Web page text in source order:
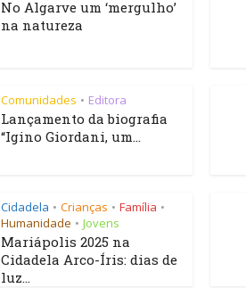
No Algarve um ‘mergulho’
na natureza
Comunidades • Editora
Lançamento da biografia
“Igino Giordani, um...
Cidadela • Crianças • Família •
Humanidade • Jovens
Mariápolis 2025 na
Cidadela Arco-Íris: dias de
luz...